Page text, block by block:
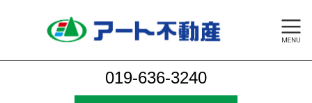
019-636-3240